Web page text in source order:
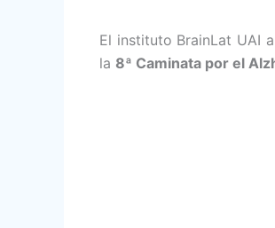
El instituto BrainLat UAI
la 8ª Caminata por el